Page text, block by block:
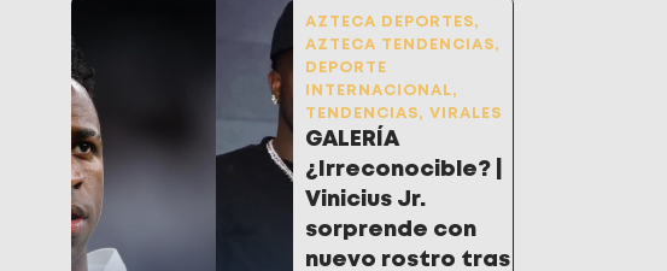
AZTECA DEPORTES,
AZTECA TENDENCIAS,
DEPORTE
INTERNACIONAL,
TENDENCIAS, VIRALES
GALERÍA
¿Irreconocible? |
Vinicius Jr.
sorprende con
nuevo rostro tras